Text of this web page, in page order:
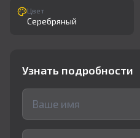
Цвет
Серебряный
Узнать подробности